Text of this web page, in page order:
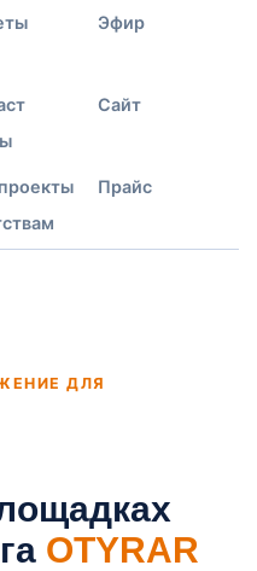
Эфир
Сайт
Прайс
ДЛЯ
OTYRAR